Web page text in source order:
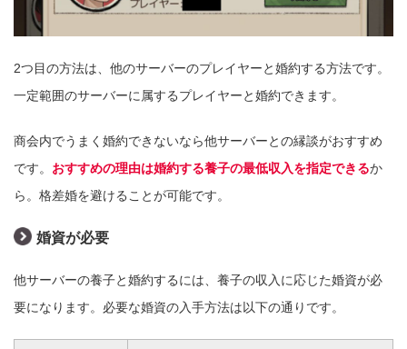
2つ目の方法は、他のサーバーのプレイヤーと婚約する方法です。
一定範囲のサーバーに属するプレイヤーと婚約できます。
商会内でうまく婚約できないなら他サーバーとの縁談がおすすめ
です。 おすすめの理由は婚約する養子の最低収入を指定できるか
ら。格差婚を避けることが可能です。
婚資が必要
他サーバーの養子と婚約するには、養子の収入に応じた婚資が必
要になります。必要な婚資の入手方法は以下の通りです。